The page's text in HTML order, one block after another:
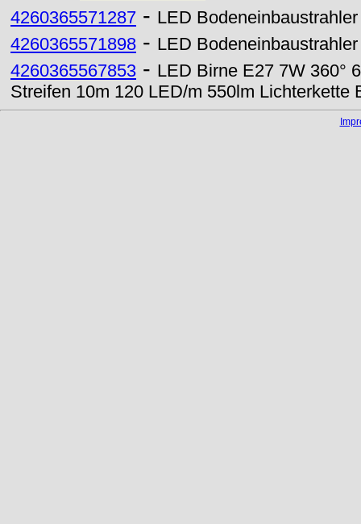
4260365571287 - LED
4260365571898 - LED
4260365567853 - LED Birne E27 7W 360°
Streifen 10m 120 LED/m 550lm Lichterkette